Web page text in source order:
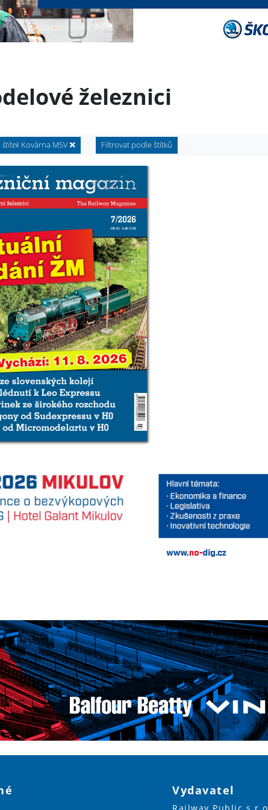
železnici
štítekKovárna MSV Filtrovat podle štítků
Vydavatel